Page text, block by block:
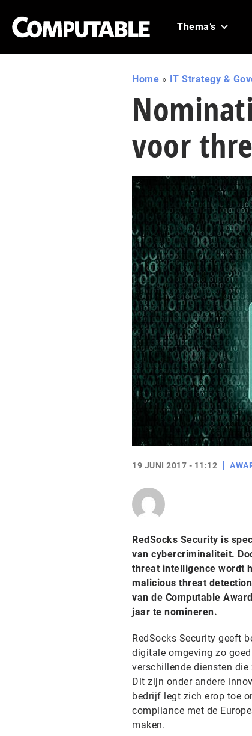
Thema’s
Home » IT Strategy &
voor
19 JUNI 2017 - 11:12
RedSocks Security is
van cybercriminaliteit.
threat intelligence wordt
malicious threat
van de Computable
jaar te nomineren.
RedSocks Security geeft
digitale omgeving zo
verschillende diensten die
Dit zijn onder andere
bedrijf legt zich erop toe
compliance met de
maken.